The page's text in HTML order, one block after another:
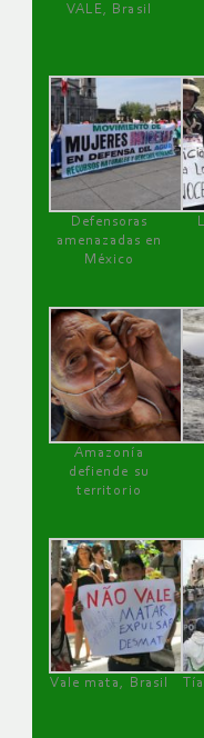
VALE, Brasil
Defensoras
amenazadas en
México
Amazonía
defiende su
territorio
Vale mata, Brasil